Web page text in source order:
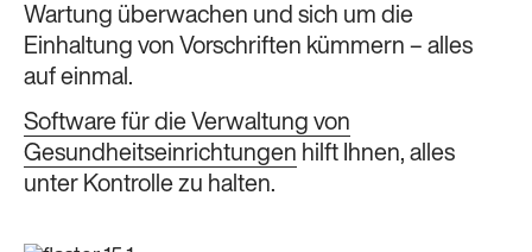
Wartung überwachen und sich um die
Einhaltung von Vorschriften kümmern – alles
auf einmal.
Software für die Verwaltung von
Gesundheitseinrichtungen hilft Ihnen, alles
unter Kontrolle zu halten.